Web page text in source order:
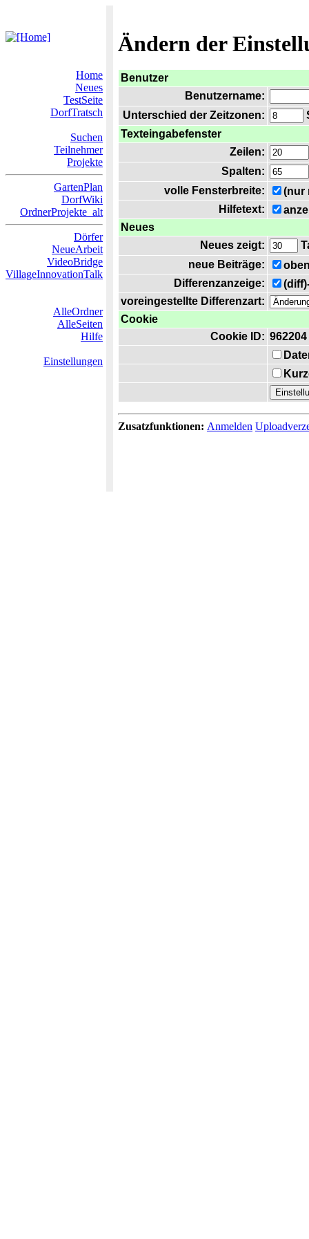
Ändern der
Home
Neues
TestSeite
DorfTratsch
Suchen
Teilnehmer
Projekte
GartenPlan
DorfWiki
OrdnerProjekte_alt
Dörfer
NeueArbeit
VideoBridge
VillageInnovationTalk
AlleOrdner
AlleSeiten
Hilfe
Einstellungen
Benutzer
Benutzername:
Unterschied der Zeitzonen:
Texteingabefenster
Zeilen:
Spalten:
volle Fensterbreite:
(nur
Hilfetext:
Neues
Neues zeigt:
neue Beiträge:
Differenzanzeige:
voreingestellte Differenzart:
Cookie
Cookie ID: 962204
Zusatzfunktionen: Anmelden